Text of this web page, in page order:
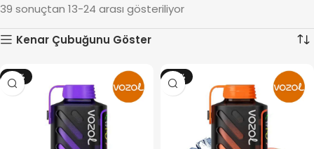
39 sonuçtan 13-24 arası gösteriliyor
Kenar Çubuğunu Göster
-12% -12%